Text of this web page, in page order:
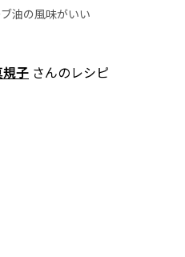
油の風味がいい
子 さんのレシピ